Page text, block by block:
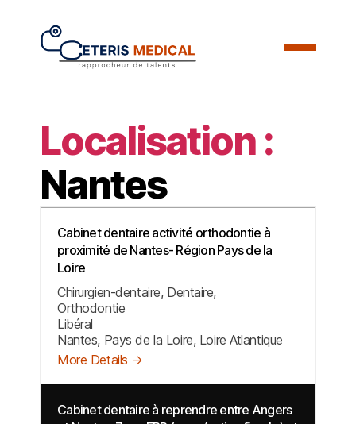
Localisation :
Nantes
Cabinet dentaire activité orthodontie à
proximité de Nantes- Région Pays de la
Loire
Chirurgien-dentaire Dentaire
Orthodontie
Libéral
Nantes Pays de la Loire Loire Atlantique
More Details
Cabinet dentaire à reprendre entre Angers